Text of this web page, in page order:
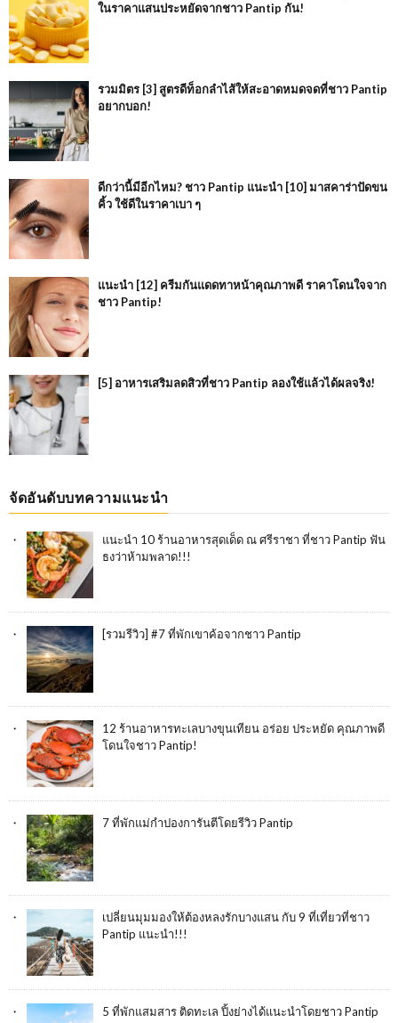
ในราคาแสนประหยัดจากชาว Pantip กัน!
รวมมิตร [3] สูตรดีท็อกลำไส้ให้สะอาดหมดจดที่ชาว Pantip
อยากบอก!
ดีกว่านี้มีอีกไหม? ชาว Pantip แนะนำ [10] มาสคาร่าปัดขน
คิ้ว ใช้ดีในราคาเบา ๆ
แนะนำ [12] ครีมกันแดดทาหน้าคุณภาพดี ราคาโดนใจจาก
ชาว Pantip!
[5] อาหารเสริมลดสิวที่ชาว Pantip ลองใช้แล้วได้ผลจริง!
จัดอันดับบทความแนะนำ
แนะนำ 10 ร้านอาหารสุดเด็ด ณ ศรีราชา ที่ชาว Pantip ฟัน
ธงว่าห้ามพลาด!!!
[รวมรีวิว] #7 ที่พักเขาค้อจากชาว Pantip
12 ร้านอาหารทะเลบางขุนเทียน อร่อย ประหยัด คุณภาพดี
โดนใจชาว Pantip!
7 ที่พักแม่กำปองการันตีโดยรีวิว Pantip
เปลี่ยนมุมมองให้ต้องหลงรักบางแสน กับ 9 ที่เที่ยวที่ชาว
Pantip แนะนำ!!!
5 ที่พักแสมสาร ติดทะเล ปิ้งย่างได้แนะนำโดยชาว Pantip